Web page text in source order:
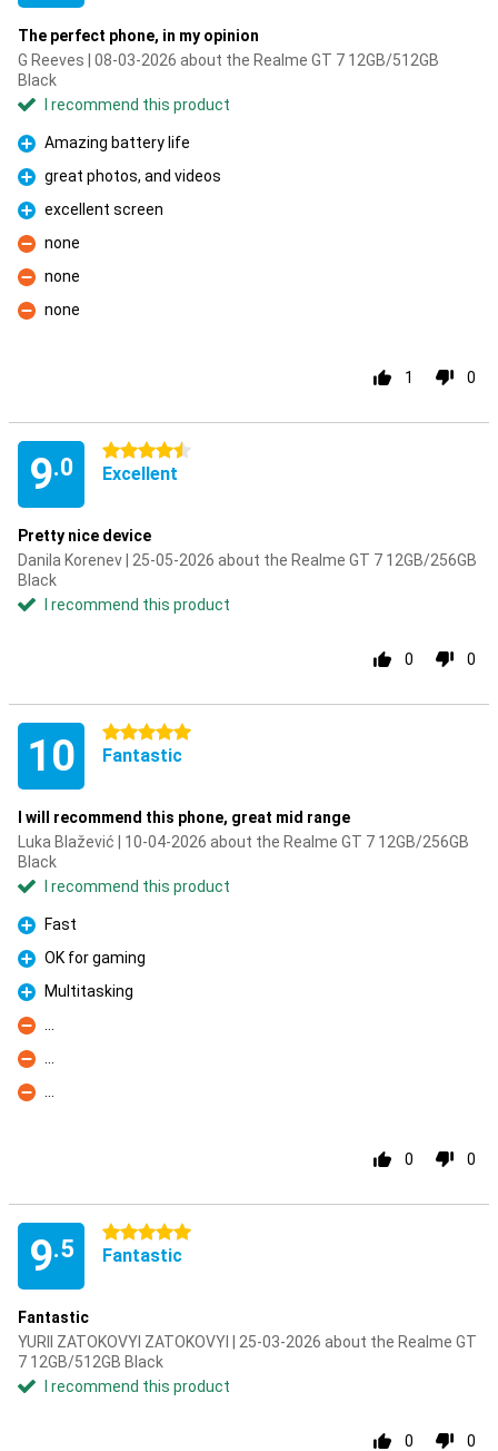
The perfect phone, in my opinion
G Reeves | 08-03-2026 about the Realme GT 7 12GB/512GB
Black
I recommend this product
Pro
Amazing battery life
Pro
great photos, and videos
Pro
excellent screen
Con
none
Con
none
Con
none
1 0
9.0
4.5 stars
Excellent
Pretty nice device
Danila Korenev | 25-05-2026 about the Realme GT 7 12GB/256GB
Black
I recommend this product
0 0
10 5 stars
Fantastic
I will recommend this phone, great mid range
Luka Blažević | 10-04-2026 about the Realme GT 7 12GB/256GB
Black
I recommend this product
Pro
Fast
Pro
OK for gaming
Pro
Multitasking
Con
Con
Con
0 0
9.5
5 stars
Fantastic
Fantastic
YURII ZATOKOVYI ZATOKOVYI | 25-03-2026 about the Realme GT
7 12GB/512GB Black
I recommend this product
0 0